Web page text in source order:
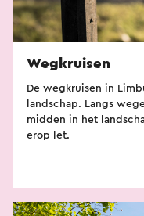
Wegkruisen
De wegkruisen in
landschap. Langs
midden in het
erop let.